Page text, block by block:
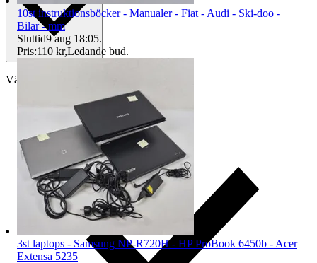
Välj till köparskydd
10st instruktionsböcker - Manualer - Fiat - Audi - Ski-doo -
Bilar - mm
Sluttid9 aug 18:05.
Pris:110 kr,Ledande bud.
3st laptops - Samsung NP-R720H - HP ProBook 6450b - Acer
Extensa 5235